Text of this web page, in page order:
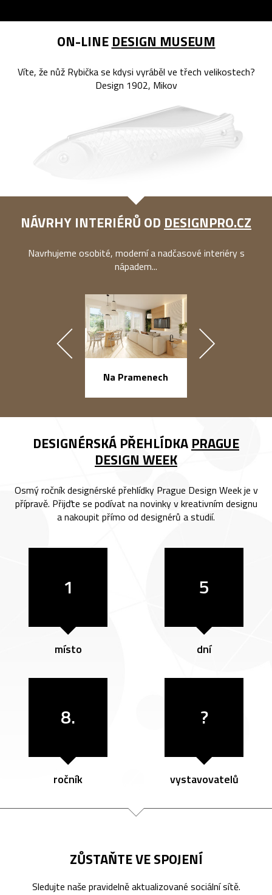
ON-LINE DESIGN MUSEUM
Víte, že nůž Rybička se kdysi vyráběl ve třech velikostech?
Design 1902, Mikov
NÁVRHY INTERIÉRŮ OD DESIGNPRO.CZ
Navrhujeme osobité, moderní a nadčasové interiéry s
nápadem...
Na Pramenech
DESIGNÉRSKÁ PŘEHLÍDKA PRAGUE
DESIGN WEEK
Osmý ročník designérské přehlídky Prague Design Week je v
přípravě. Přijďte se podívat na novinky v kreativním designu
a nakoupit přímo od designérů a studií.
1
místo
5
dní
8.
ročník
?
vystavovatelů
ZŮSTAŇTE VE SPOJENÍ
Sledujte naše pravidelně aktualizované sociální sítě.